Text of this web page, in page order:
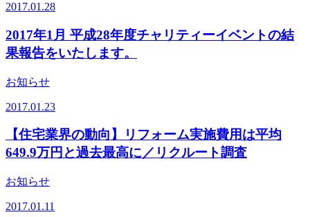
2017.01.28
2017年1月 平成28年度チャリティーイベントの結
果報告をいたします。
お知らせ
2017.01.23
【住宅業界の動向】リフォーム実施費用は平均
649.9万円と過去最高に／リクルート調査
お知らせ
2017.01.11